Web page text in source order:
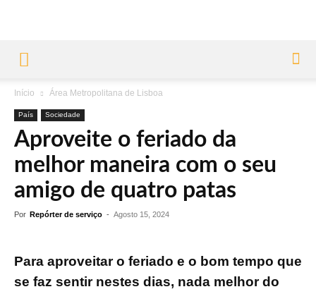
Início Área Metropolitana de Lisboa
País Sociedade
Aproveite o feriado da
melhor maneira com o seu
amigo de quatro patas
Por Repórter de serviço - Agosto 15, 2024
Para aproveitar o feriado e o bom tempo que
se faz sentir nestes dias, nada melhor do